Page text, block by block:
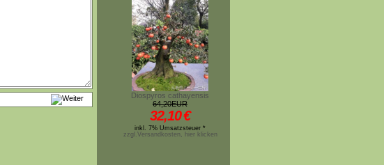
Diospyros cathayensis
64,20EUR
32,10€
inkl. 7% Umsatzsteuer *
zzgl.Versandkosten, hier klicken